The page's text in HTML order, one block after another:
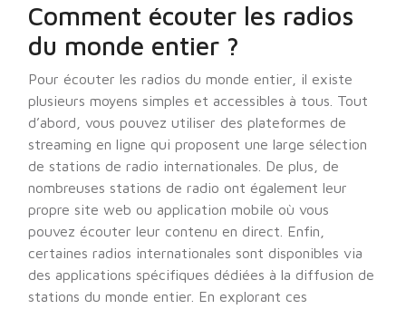
Comment écouter les radios
du monde entier ?
Pour écouter les radios du monde entier, il existe
plusieurs moyens simples et accessibles à tous. Tout
d’abord, vous pouvez utiliser des plateformes de
streaming en ligne qui proposent une large sélection
de stations de radio internationales. De plus, de
nombreuses stations de radio ont également leur
propre site web ou application mobile où vous
pouvez écouter leur contenu en direct. Enfin,
certaines radios internationales sont disponibles via
des applications spécifiques dédiées à la diffusion de
stations du monde entier. En explorant ces